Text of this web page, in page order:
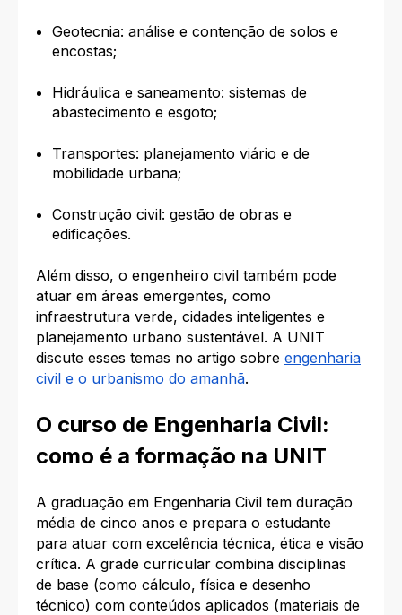
Geotecnia: análise e contenção de solos e
encostas;
Hidráulica e saneamento: sistemas de
abastecimento e esgoto;
Transportes: planejamento viário e de
mobilidade urbana;
Construção civil: gestão de obras e
edificações.
Além disso, o engenheiro civil também pode
atuar em áreas emergentes, como
infraestrutura verde, cidades inteligentes e
planejamento urbano sustentável. A UNIT
discute esses temas no artigo sobre engenharia
civil e o urbanismo do amanhã.
O curso de Engenharia Civil:
como é a formação na UNIT
A graduação em Engenharia Civil tem duração
média de cinco anos e prepara o estudante
para atuar com excelência técnica, ética e visão
crítica. A grade curricular combina disciplinas
de base (como cálculo, física e desenho
técnico) com conteúdos aplicados (materiais de